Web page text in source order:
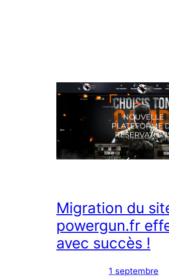
Migration du
powergun.fr
avec succès !
1 septembre